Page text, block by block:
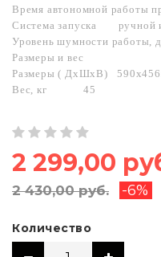
Время автономной работы
Система запуска
ручной
Уровень шумности работы,
Размеры и вес
Размеры ( ДхШхВ)
Вес, кг
45
2 299,00
2 430,00 руб. -6%
Количество